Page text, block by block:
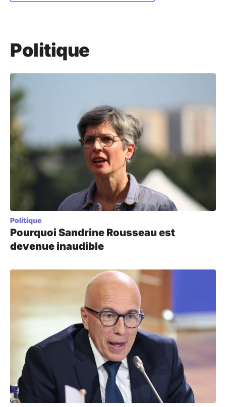
Politique
Politique
Pourquoi Sandrine Rousseau est
devenue inaudible